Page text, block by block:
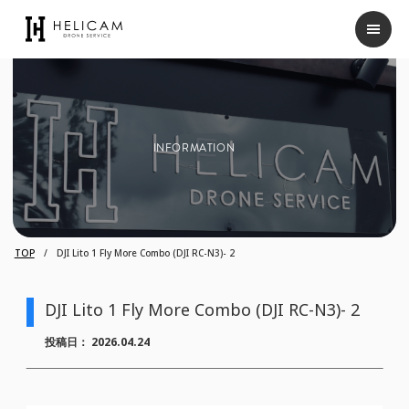
INFORMATION
TOP DJI Lito 1 Fly More Combo (DJI RC-N3)- 2
DJI Lito 1 Fly More Combo (DJI RC-N3)- 2
投稿日： 2026.04.24